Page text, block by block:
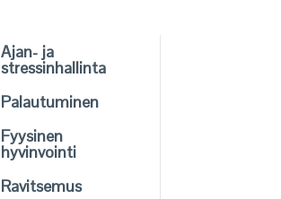
Ajan- ja
stressinhallinta
Palautuminen
Fyysinen
hyvinvointi
Ravitsemus